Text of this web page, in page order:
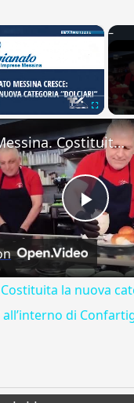
×
Fullscreen
Play
Messina. Costituita la nuova categoria “Dolciari” all’interno di Confartigianato
la nuova
all’interno di